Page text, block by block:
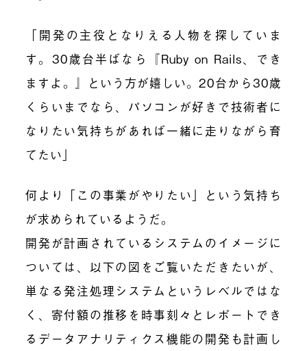
「開発の主役となりえる人物を探していま
す。30歳台半ばなら『Ruby on Rails、でき
ますよ。』という方が嬉しい。20台から30歳
くらいまでなら、パソコンが好きで技術者に
なりたい気持ちがあれば一緒に走りながら育
てたい」
何より「この事業がやりたい」という気持ち
が求められているようだ。
開発が計画されているシステムのイメージに
ついては、以下の図をご覧いただきたいが、
単なる発注処理システムというレベルではな
く、寄付額の推移を時事刻々とレポートでき
るデータアナリティクス機能の開発も計画し